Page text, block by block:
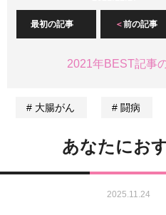
最初の記事 前の記事
2021年BEST記事
大腸がん 闘病
あなたにお
2025.11.24